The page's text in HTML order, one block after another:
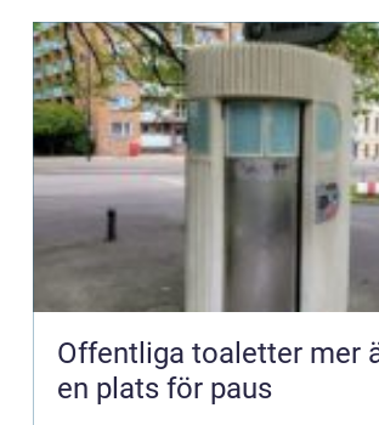
Offentliga toaletter mer än bara
en plats för paus